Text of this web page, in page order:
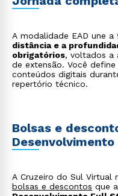
A modalidade EAD une a
distância e a
obrigatórios, voltados a
de extensão. Você
conteúdos digitais
repertório técnico.
Bolsas e
A Cruzeiro do Sul Virtual
bolsas e descontos que